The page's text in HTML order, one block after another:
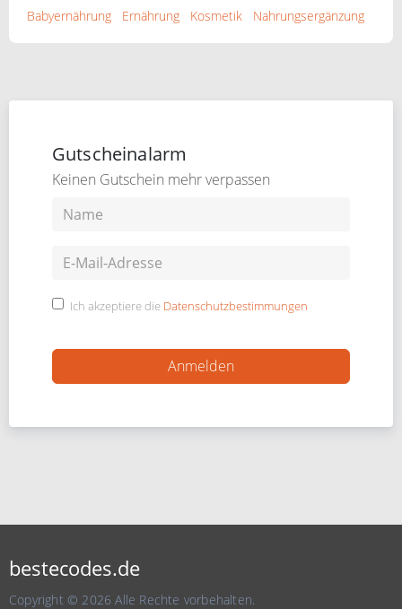
Babyernährung
Ernährung Kosmetik Nahrungsergänzung
Gutscheinalarm
Keinen Gutschein mehr verpassen
Ich akzeptiere die Datenschutzbestimmungen
bestecodes.de
Copyright © 2026 Alle Rechte vorbehalten.